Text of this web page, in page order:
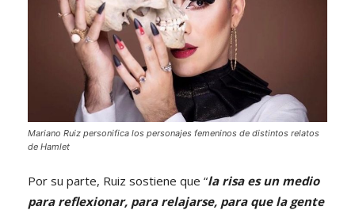
Mariano Ruiz personifica los personajes femeninos de distintos relatos
de Hamlet
Por su parte, Ruiz sostiene que “la risa es un medio
para reflexionar, para relajarse, para que la gente